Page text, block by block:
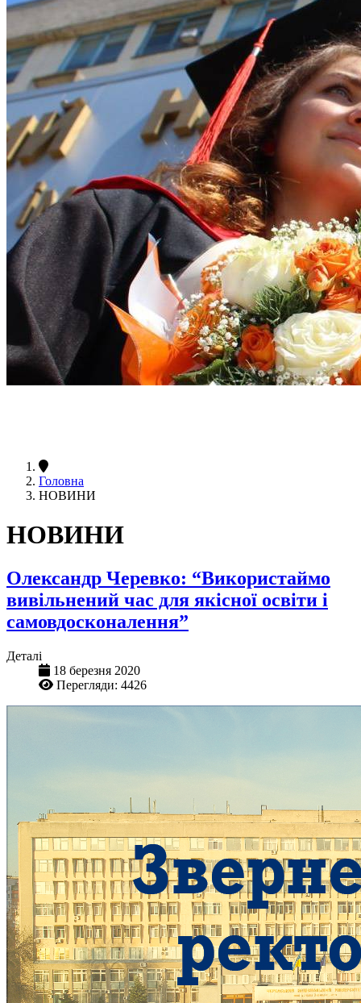
Головна
НОВИНИ
НОВИНИ
Олександр Черевко: “Використаймо
вивільнений час для якісної освіти і
самовдосконалення”
Деталі
18 березня 2020
Перегляди: 4426